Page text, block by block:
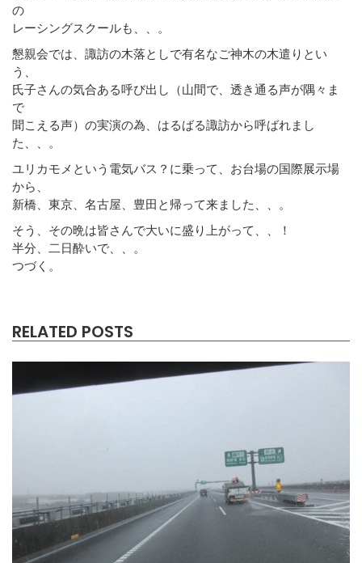
の
レーシングスクールも、、。
懇親会では、諏訪の木落としで有名なご神木の木遣りとい
う、
氏子さんの気合ある呼び出し（山間で、透き通る声が隅々ま
で
聞こえる声）の実演の為、はるばる諏訪から呼ばれまし
た、、。
ユリカモメという電気バス？に乗って、お台場の国際展示場
から、
新橋、東京、名古屋、豊田と帰って来ました、、。
そう、その晩は皆さんで大いに盛り上がって、、！
半分、二日酔いで、、。
つづく。
RELATED POSTS